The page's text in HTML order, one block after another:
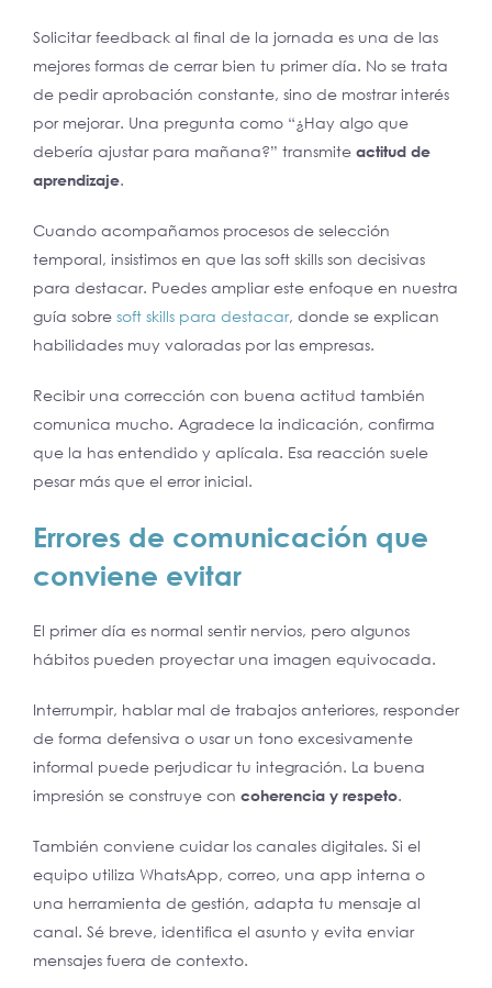
Solicitar feedback al final de la jornada es una de las
mejores formas de cerrar bien tu primer día. No se trata
de pedir aprobación constante, sino de mostrar interés
por mejorar. Una pregunta como “¿Hay algo que
debería ajustar para mañana?” transmite actitud de
aprendizaje.
Cuando acompañamos procesos de selección
temporal, insistimos en que las soft skills son decisivas
para destacar. Puedes ampliar este enfoque en nuestra
guía sobre soft skills para destacar, donde se explican
habilidades muy valoradas por las empresas.
Recibir una corrección con buena actitud también
comunica mucho. Agradece la indicación, confirma
que la has entendido y aplícala. Esa reacción suele
pesar más que el error inicial.
Errores de comunicación que
conviene evitar
El primer día es normal sentir nervios, pero algunos
hábitos pueden proyectar una imagen equivocada.
Interrumpir, hablar mal de trabajos anteriores, responder
de forma defensiva o usar un tono excesivamente
informal puede perjudicar tu integración. La buena
impresión se construye con coherencia y respeto.
También conviene cuidar los canales digitales. Si el
equipo utiliza WhatsApp, correo, una app interna o
una herramienta de gestión, adapta tu mensaje al
canal. Sé breve, identifica el asunto y evita enviar
mensajes fuera de contexto.